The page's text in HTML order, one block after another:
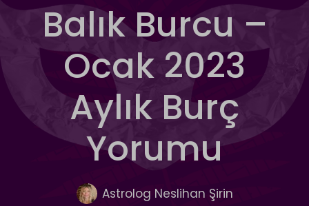
Balık Burcu –
Ocak 2023
Aylık Burç
Yorumu
Astrolog Neslihan Şirin